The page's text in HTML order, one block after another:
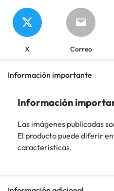
X Correo
Información importante
Información
Las imágenes publicadas
El producto puede diferir
características.